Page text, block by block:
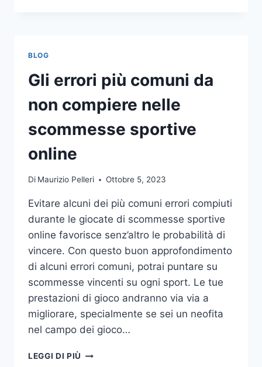
PULIZIA
DELLE
APPARECCHIATURE
DA
BLOG
Gli errori più comuni da
non compiere nelle
scommesse sportive
online
Di Maurizio Pelleri Ottobre 5, 2023
Evitare alcuni dei più comuni errori compiuti
durante le giocate di scommesse sportive
online favorisce senz’altro le probabilità di
vincere. Con questo buon approfondimento
di alcuni errori comuni, potrai puntare su
scommesse vincenti su ogni sport. Le tue
prestazioni di gioco andranno via via a
migliorare, specialmente se sei un neofita
nel campo dei gioco…
LEGGI DI PIÙ GLI